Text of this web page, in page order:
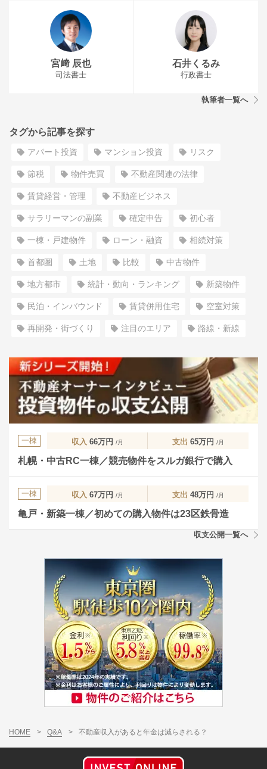
宮﨑 辰也
司法書士
石井くるみ
行政書士
執筆者一覧へ
タグから記事を探す
アパート投資 マンション投資 リスク
節税 物件売買 不動産関連の法律
賃貸経営・管理 不動産ビジネス
サラリーマンの副業 確定申告 初心者
一棟・戸建物件 ローン・融資 相続対策
首都圏 土地 比較 中古物件
地方都市 統計・動向・ランキング 新築物件
民泊・インバウンド 賃貸併用住宅 空室対策
再開発・街づくり 注目のエリア 路線・新線
一棟 収入 66万円 /月 支出 65万円 /月
札幌・中古RC一棟／競売物件をスルガ銀行で購入
一棟 収入 67万円 /月 支出 48万円 /月
亀戸・新築一棟／初めての購入物件は23区鉄骨造
収支公開一覧へ
HOME > Q&A > 不動産収入があると年金は減らされる？